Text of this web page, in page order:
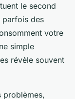
le second
parfois des
votre
simple
révèle souvent
problèmes,